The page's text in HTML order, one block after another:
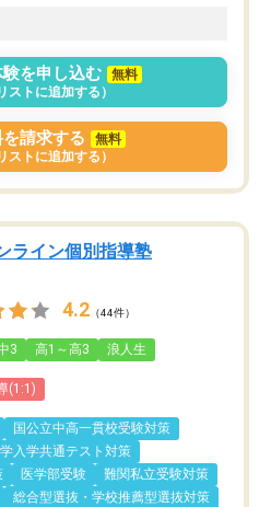
があり、あ
為、塾に通
遅れも取り
は良かった
を申し込む
無料
ストに追加する）
を請求する
無料
ストに追加する）
ライン個別指導塾
4.2 （44件）
3 高1～高3 浪人生
(1:1)
国公立中高一貫校受験対策
入学共通テスト対策
医学部受験
難関私立受験対策
総合型選抜・学校推薦型選抜対策